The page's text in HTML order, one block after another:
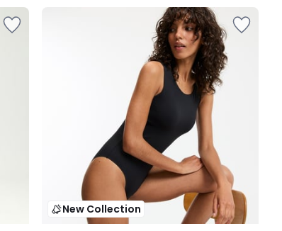
New Collection